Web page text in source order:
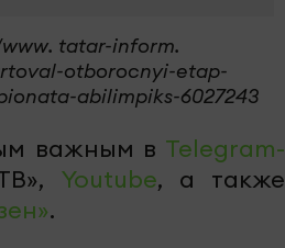
tatar-inform.
otborocnyi-etap-
abilimpiks-6027243
важным в Telegram-
Youtube, а также
.